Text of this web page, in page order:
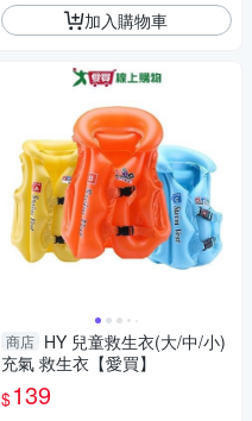
加入購物車
商店 HY 兒童救生衣(大/中/小)
充氣 救生衣【愛買】
$139